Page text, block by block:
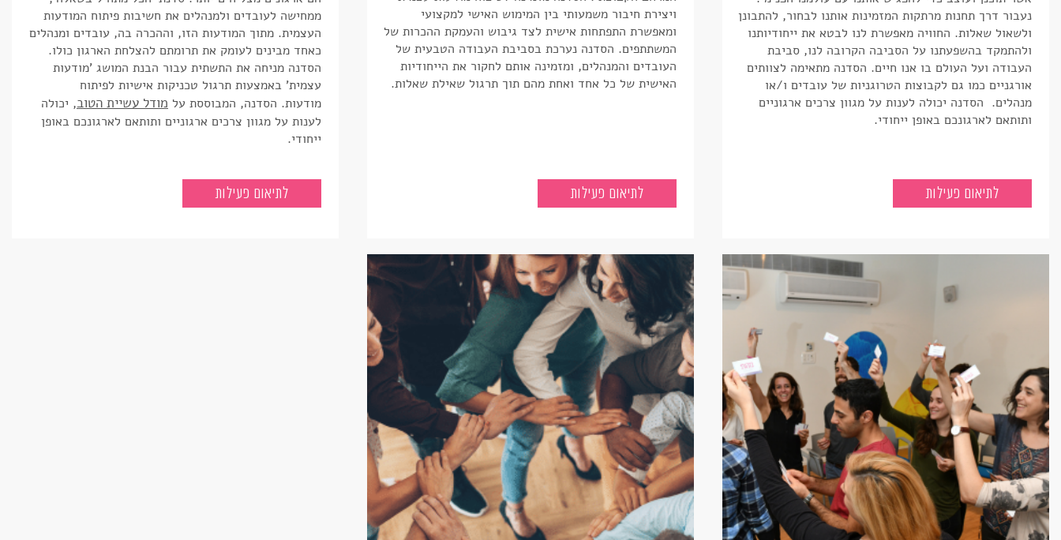
נעבור דרך תחנות מרתקות המזמינות אותנו לבחור, להתבונן
ולשאול שאלות. החוויה מאפשרת לנו לבטא את ייחודיותנו
ולהתמקד בהשפעתנו על הסביבה הקרובה לנו, סביבת
העבודה ועל העולם בו אנו חיים. הסדנה מתאימה לצוותים
אורגניים כמו גם לקבוצות הטרוגניות של עובדים ו/או
מנהלים. הסדנה יכולה לענות על מגוון צרכים ארגוניים
ותותאם לארגונכם באופן ייחודי.
לתיאום פעילות
ויצירת חיבור משמעותי בין המימוש האישי למקצועי
ומאפשרת התפתחות אישית לצד גיבוש והעמקת ההכרות של
המשתתפים. הסדנה נערכת בסביבת העבודה הטבעית של
העובדים והמנהלים, ומזמינה אותם לחקור את הייחודיות
האישית של כל אחד ואחת מהם תוך תרגול שאילת שאלות.
לתיאום פעילות
ממחישה לעובדים ולמנהלים את חשיבות פיתוח המודעות
העצמית. מתוך המודעות הזו, וההכרה בה, עובדים ומנהלים
כאחד מבינים לעומק את תרומתם להצלחת הארגון כולו.
הסדנה מניחה את התשתית עבור הבנת המושג 'מודעות
עצמית' באמצעות תרגול טכניקות אישיות לפיתוח
מודעות. הסדנה, המבוססת על מודל עשיית הטוב, יכולה
לענות על מגוון צרכים ארגוניים ותותאם לארגונכם באופן
ייחודי.
לתיאום פעילות